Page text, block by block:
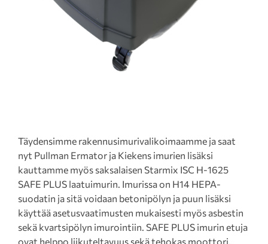
Täydensimme rakennusimurivalikoimaamme ja saat
nyt Pullman Ermator ja Kiekens imurien lisäksi
kauttamme myös saksalaisen Starmix ISC H-1625
SAFE PLUS laatuimurin. Imurissa on H14 HEPA-
suodatin ja sitä voidaan betonipölyn ja puun lisäksi
käyttää asetusvaatimusten mukaisesti myös asbestin
sekä kvartsipölyn imurointiin. SAFE PLUS imurin etuja
ovat helppo liikuteltavuus sekä tehokas moottori.